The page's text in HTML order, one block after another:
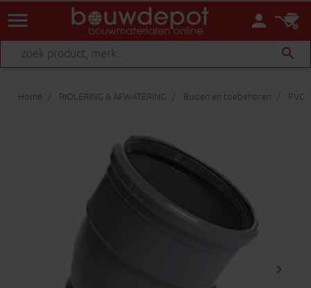
person
menu
search
Home RIOLERING & AFWATERING Buizen en toebehoren PVC
keyboard_arrow_right